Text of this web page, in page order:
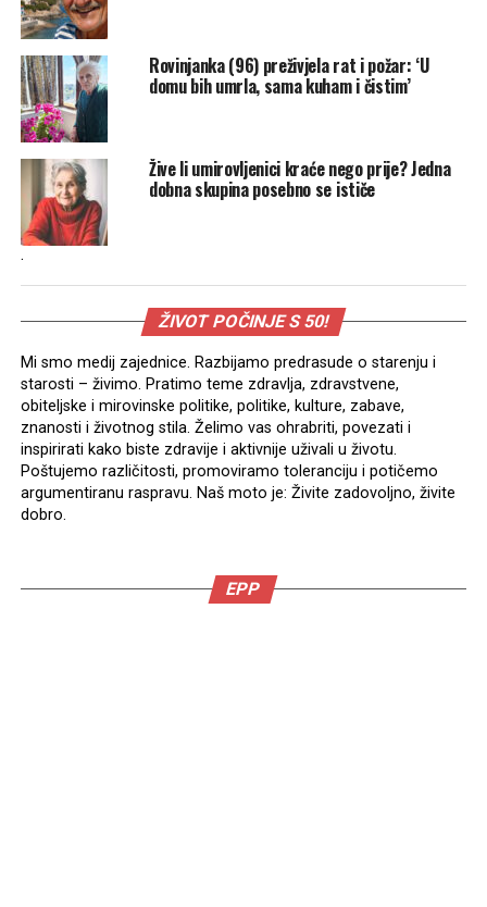
Rovinjanka (96) preživjela rat i požar: ‘U
domu bih umrla, sama kuham i čistim’
Žive li umirovljenici kraće nego prije? Jedna
dobna skupina posebno se ističe
.
ŽIVOT POČINJE S 50!
Mi smo medij zajednice. Razbijamo predrasude o starenju i
starosti – živimo. Pratimo teme zdravlja, zdravstvene,
obiteljske i mirovinske politike, politike, kulture, zabave,
znanosti i životnog stila. Želimo vas ohrabriti, povezati i
inspirirati kako biste zdravije i aktivnije uživali u životu.
Poštujemo različitosti, promoviramo toleranciju i potičemo
argumentiranu raspravu. Naš moto je: Živite zadovoljno, živite
dobro.
EPP